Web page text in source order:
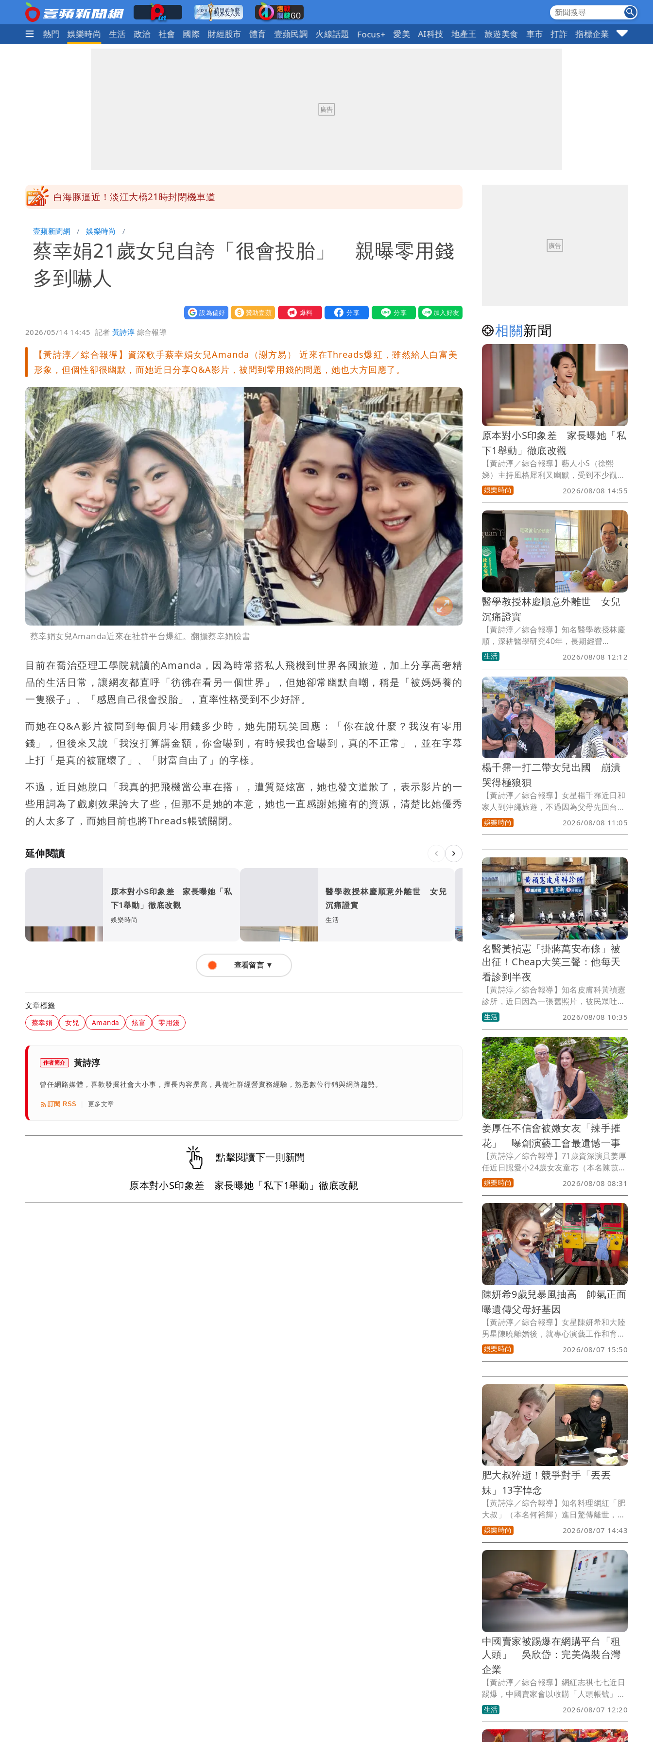
焦點 熱門 娛樂時尚 生活 政治 社會 國際 財經股市 體育 壹蘋民調 火線話題 Focus+ 愛美 AI科技 地產王 旅遊美食 車市 打詐 指標企業 壹蘋頭家
穿中國貨內褲逛街「整件掉出裙底」 OL哀號：在同事眼前顏面盡失
穿中國貨內褲逛街「整件掉出裙底」 OL哀號：在同事眼前顏面盡失
壹蘋新聞網 娛樂時尚
蔡幸娟21歲女兒自誇「很會投胎」 親曝零用錢
多到嚇人
設為偏好 贊助壹蘋 我要爆料
2026/05/14 14:45 記者黃詩淳 綜合報導
【黃詩淳／綜合報導】資深歌手蔡幸娟女兒Amanda（謝方易） 近來在Threads爆紅，雖然給人白富美
形象，但個性卻很幽默，而她近日分享Q&A影片，被問到零用錢的問題，她也大方回應了。
蔡幸娟女兒Amanda近來在社群平台爆紅。翻攝蔡幸娟臉書
目前在喬治亞理工學院就讀的Amanda，因為時常搭私人飛機到世界各國旅遊，加上分享高奢精
品的生活日常，讓網友都直呼「彷彿在看另一個世界」，但她卻常幽默自嘲，稱是「被媽媽養的
一隻猴子」、「感恩自己很會投胎」，直率性格受到不少好評。
而她在Q&A影片被問到每個月零用錢多少時，她先開玩笑回應：「你在說什麼？我沒有零用
錢」，但後來又說「我沒打算講金額，你會嚇到，有時候我也會嚇到，真的不正常」，並在字幕
上打「是真的被寵壞了」、「財富自由了」的字樣。
不過，近日她脫口「我真的把飛機當公車在搭」，遭質疑炫富，她也發文道歉了，表示影片的一
些用詞為了戲劇效果誇大了些，但那不是她的本意，她也一直感謝她擁有的資源，清楚比她優秀
的人太多了，而她目前也將Threads帳號關閉。
延伸閱讀
原本對小S印象差 家長曝她「私
下1舉動」徹底改觀
娛樂時尚
醫學教授林慶順意外離世 女兒
沉痛證實
生活
楊千霈一打二帶女兒出國
哭得極狼狽
娛樂時尚
查看留言 ▼
文章標籤
蔡幸娟 女兒 Amanda 炫富 零用錢
作者簡介 黃詩淳
曾任網路媒體，喜歡發掘社會大小事，擅長內容撰寫，具備社群經營實務經驗，熟悉數位行銷與網路趨勢。
訂閱 RSS 更多文章
點擊閱讀下一則新聞
原本對小S印象差 家長曝她「私下1舉動」徹底改觀
相關新聞
原本對小S印象差 家長曝她「私
下1舉動」徹底改觀
【黃詩淳／綜合報導】藝人小S（徐熙
娣）主持風格犀利又幽默，受到不少觀眾
喜愛，不過近日有網友透露，本來對她印
象不佳，但在見過她私下為人時徹底改
觀，大讚她充滿善良、重情重義。
娛樂時尚 2026/08/08 14:55
醫學教授林慶順意外離世 女兒
沉痛證實
【黃詩淳／綜合報導】知名醫學教授林慶
順，深耕醫學研究40年，長期經營
「Professorlin.com 科學的養生保健」
網站，分享醫學與健康資訊，近日驚傳今
年4月意外離世，她的女兒也證實噩耗，
並透露網站未來的運作規劃。
生活 2026/08/08 12:12
楊千霈一打二帶女兒出國 崩潰
哭得極狼狽
【黃詩淳／綜合報導】女星楊千霈近日和
家人到沖繩旅遊，不過因為父母先回台
灣，她必須一個人帶著兩個女兒，加上上
個月才動完手術的膝蓋還未痊癒，讓她長
其狼狽，但因為女兒貼心安慰，她也發現
真正的堅強不是什麼都自己扛。
娛樂時尚 2026/08/08 11:05
名醫黃禎憲「掛蔣萬安布條」被
出征！Cheap大笑三聲：他每天
看診到半夜
【黃詩淳／綜合報導】知名皮膚科黃禎憲
診所，近日因為一張舊照片，被民眾吐槽
「可以避雷，不用去了」，掀起網友熱
議，不少人見狀力挺黃禎憲醫師，百萬網
紅Cheap看完也大笑，「黃禎憲是皮膚科
超級名醫，他看診的時候你可能都還沒出
生」。
生活 2026/08/08 10:35
姜厚任不信會被嫩女友「辣手摧
花」 曝創演藝工會最遺憾一事
【黃詩淳／綜合報導】71歲資深演員姜厚
任近日認愛小24歲女友童芯（本名陳苡
孋），女方自稱智商146、有台大「3碩1
博」高學歷，還坐擁5家公司 ，不過查詢
論文網站卻查無此人遭質疑，連過往婚史
都被起底，他也被提醒小心被詐騙，對
此，姜厚任表示「這句話應該提醒女方才
對吧。」
娛樂時尚 2026/08/08 08:31
陳妍希9歲兒暴風抽高 帥氣正面
曝遺傳父母好基因
【黃詩淳／綜合報導】女星陳妍希和大陸
男星陳曉離婚後，就專心演藝工作和育
兒，近日她分享和9歲兒子小星星（陳睦
辰）到泰國旅遊的照片，已長高不少的
娛樂時尚 2026/08/07 15:50
肥大叔猝逝！競爭對手「丟丟
妹」13字悼念
【黃詩淳／綜合報導】知名料理網紅「肥
大叔」（本名何裕輝）進日驚傳離世，享
年46歲，曾被視為直播市場競爭對手的丟
丟妹，也發聲悼念，短短幾句話表達不捨
與祝福 。
娛樂時尚 2026/08/07 14:43
中國賣家被踢爆在網購平台「租
人頭」 吳欣岱：完美偽裝台灣
企業
【黃詩淳／綜合報導】網紅志祺七七近日
踢爆，中國賣家會以收購「人頭帳號」的
方式，在蝦皮假冒成台灣本土店家，台灣
基進台北市港湖議員參選人吳欣岱見狀痛
批，「這對台灣社會造成兩個極大的危
生活 2026/08/07 12:20